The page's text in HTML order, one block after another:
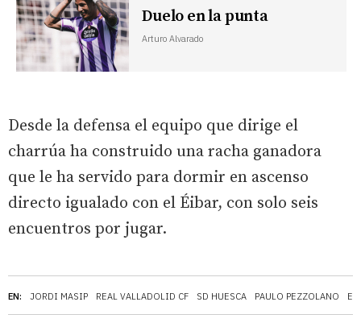
EN: JORDI MASIP REAL VALLADOLID CF SD HUESCA PAULO PEZZOLANO
Duelo en la punta
Arturo Alvarado
Desde la defensa el equipo que dirige el
charrúa ha construido una racha ganadora
que le ha servido para dormir en ascenso
directo igualado con el Éibar, con solo seis
encuentros por jugar.